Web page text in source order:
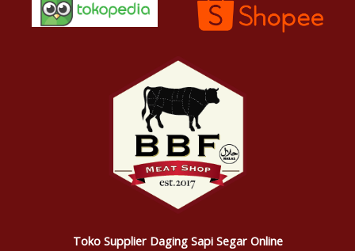
Toko Supplier Daging Sapi Segar Online